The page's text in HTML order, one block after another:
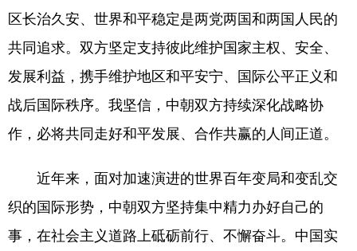
区长治久安、世界和平稳定是两党两国和两国人民的
共同追求。双方坚定支持彼此维护国家主权、安全、
发展利益，携手维护地区和平安宁、国际公平正义和
战后国际秩序。我坚信，中朝双方持续深化战略协
作，必将共同走好和平发展、合作共赢的人间正道。
近年来，面对加速演进的世界百年变局和变乱交
织的国际形势，中朝双方坚持集中精力办好自己的
事，在社会主义道路上砥砺前行、不懈奋斗。中国实